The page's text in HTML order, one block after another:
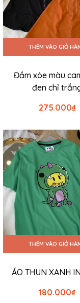
THÊM VÀO GIỎ
Đầm xòe màu
đen chỉ
₫
275.000
THÊM VÀO GIỎ
ÁO THUN XANH
₫
180.000